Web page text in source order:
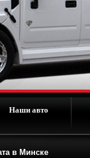
Наши авто
в Минске